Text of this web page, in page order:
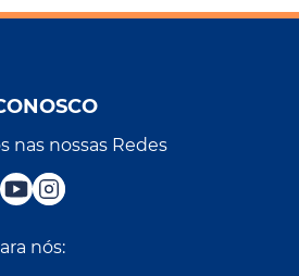
nas nossas Redes
nós: